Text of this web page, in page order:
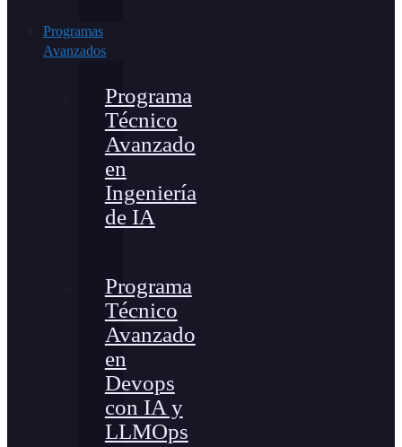
Programas
Avanzados
Programa
Técnico
Avanzado
en
Ingeniería
de IA
Programa
Técnico
Avanzado
en
Devops
con IA y
LLMOps